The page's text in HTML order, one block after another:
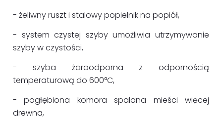
- żeliwny ruszt i stalowy popielnik na popiół,
- system czystej szyby umożliwia utrzymywanie
szyby w czystości,
- szyba żaroodporna z odpornością
temperaturową do 600°C,
- pogłębiona komora spalana mieści więcej
drewna,